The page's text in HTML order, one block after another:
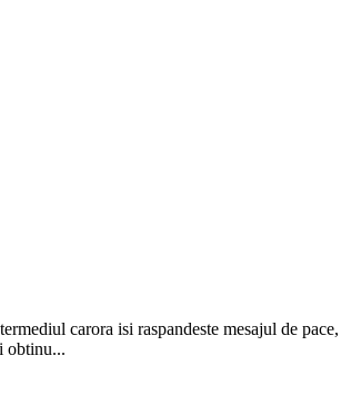
carora isi raspandeste mesajul de
obtinu...